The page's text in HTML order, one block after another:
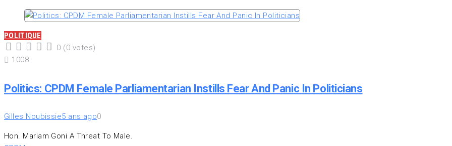
POLITIQUE
3
2
1
0 (0 votes)
1008
Politics: CPDM Female Parliamentarian Instills Fear And Panic In Politicians
Gilles Noubissie5 ans ago0
Hon. Mariam Goni A Threat To Male.